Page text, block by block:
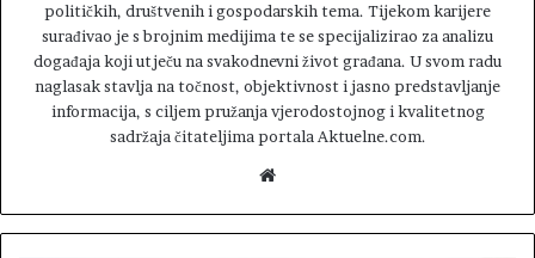
političkih, društvenih i gospodarskih tema. Tijekom karijere
surađivao je s brojnim medijima te se specijalizirao za analizu
događaja koji utječu na svakodnevni život građana. U svom radu
naglasak stavlja na točnost, objektivnost i jasno predstavljanje
informacija, s ciljem pružanja vjerodostojnog i kvalitetnog
sadržaja čitateljima portala Aktuelne.com.
b